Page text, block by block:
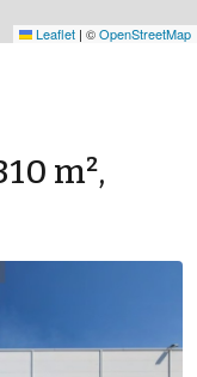
Leaflet | ©OpenStreetMap
m²,